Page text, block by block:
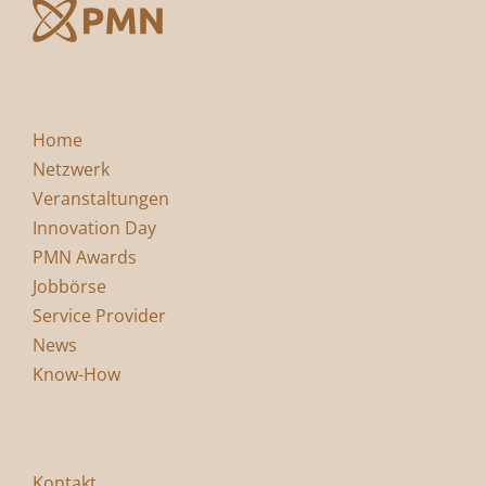
Home
Netzwerk
Veranstaltungen
Innovation Day
PMN Awards
Jobbörse
Service Provider
News
Know-How